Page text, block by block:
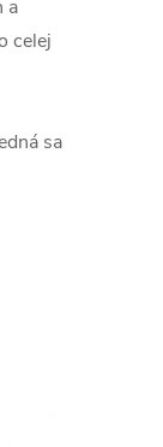
a
celej
sa